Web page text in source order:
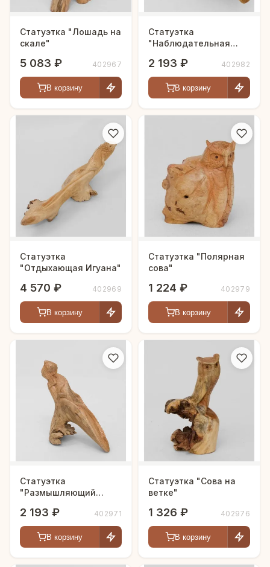
Статуэтка "Лошадь на
скале"
5 083 ₽ 402967
В корзину
Статуэтка
"Наблюдательная
2 193 ₽ 402982
В корзину
Статуэтка
"Отдыхающая Игуана"
4 570 ₽ 402969
В корзину
Статуэтка "Полярная
сова"
1 224 ₽ 402979
В корзину
Статуэтка
"Размышляющий
2 193 ₽ 402971
В корзину
Статуэтка "Сова на
ветке"
1 326 ₽ 402976
В корзину